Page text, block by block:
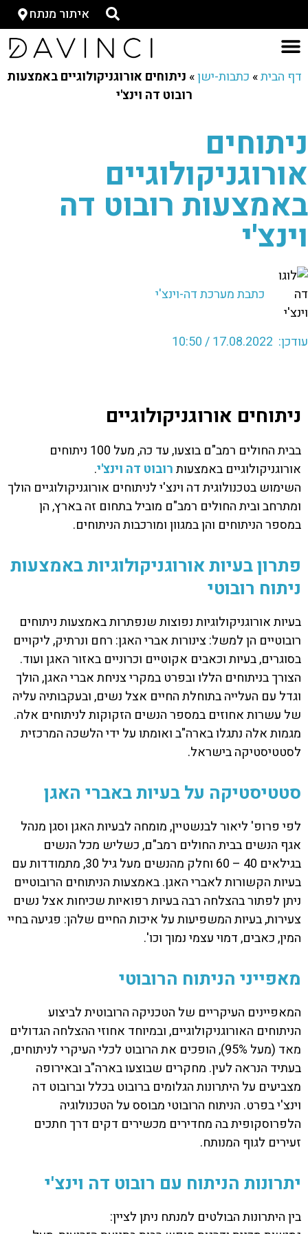
איתור מנתח
דף הבית» כתבות-ישן» ניתוחים אורוגניקולוגיים באמצעות
רובוט דה וינצ'י
ניתוחים
אורוגניקולוגיים
באמצעות רובוט דה
וינצ'י
כתבת מערכת דה-וינצ'י
עודכן: 17.08.2022 / 10:50
ניתוחים אורוגניקולוגיים
בבית החולים רמב"ם בוצעו, עד כה, מעל 100 ניתוחים
אורוגניקולוגיים באמצעותרובוט דה וינצ'י.
השימוש בטכנולוגית דה וינצ'י לניתוחים אורוגניקולוגיים הולך
ומתרחב ובית החולים רמב"ם מוביל בתחום זה בארץ, הן
במספר הניתוחים והן במגוון ומורכבות הניתוחים.
פתרון בעיות אורוגניקולוגיות באמצעות
ניתוח רובוטי
בעיות אורוגניקולוגיות נפוצות שנפתרות באמצעות ניתוחים
רובוטיים הן למשל: צינורות אברי האגן: רחם ונרתיק, ליקויים
בסוגרים, בעיות וכאבים אקוטיים וכרוניים באזור האגן ועוד.
הצורך בניתוחים הללו ובפרט במקרי צניחת אברי האגן, הולך
וגדל עם העלייה בתוחלת החיים אצל נשים, ובעקבותיה עליה
של עשרות אחוזים במספר הנשים הזקוקות לניתוחים אלה.
מגמות אלה נתגלו בארה"ב ואומתו על ידי הלשכה המרכזית
לסטטיסטיקה בישראל.
סטטיסטיקה על בעיות באברי האגן
לפי פרופ' ליאור לבנשטיין, מומחה לבעיות האגן וסגן מנהל
אגף הנשים בבית החולים רמב"ם, כשליש מכל הנשים
בגילאים 40 – 60 וחלק מהנשים מעל גיל 30, מתמודדות עם
בעיות הקשורות לאברי האגן. באמצעות הניתוחים הרובוטיים
ניתן לפתור בהצלחה רבה בעיות רפואיות שכיחות אצל נשים
צעירות, בעיות המשפיעות על איכות החיים שלהן: פגיעה בחיי
המין, כאבים, דמוי עצמי נמוך וכו'.
מאפייני הניתוח הרובוטי
המאפיינים העיקריים של הטכניקה הרובוטית לביצוע
הניתוחים האורוגניקולוגיים, ובמיוחד אחוזי ההצלחה הגדולים
מאד (מעל 95%), הופכים את הרובוט לכלי העיקרי לניתוחים,
בעתיד הנראה לעין. מחקרים שבוצעו בארה"ב ובאירופה
מצביעים על היתרונות הגלומים ברובוט בכלל וברובוט דה
וינצ'י בפרט. הניתוח הרובוטי מבוסס על הטכנולוגיה
הלפרוסקופית בה מחדירים מכשירים דקים דרך חתכים
זעירים לגוף המנותח.
יתרונות הניתוח עם רובוט דה וינצ'י
בין היתרונות הבולטים למנתח ניתן לציין: